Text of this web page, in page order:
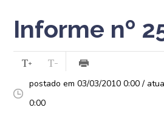
Informe nº
postado em 03/03/2010 0:00 /
0:00